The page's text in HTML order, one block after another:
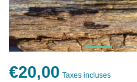
€20,00 Taxes incluses